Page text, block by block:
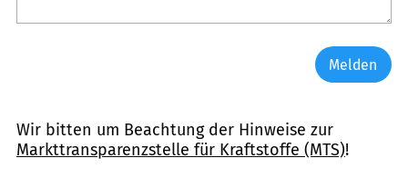
Melden
Wir bitten um Beachtung der Hinweise zur
Markttransparenzstelle für Kraftstoffe (MTS)!